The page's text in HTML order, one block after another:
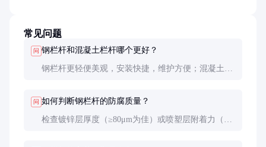
常见问题
问 钢栏杆和混凝土栏杆哪个更好？
钢栏杆更轻便美观，安装快捷，维护方便；混凝土栏
问 如何判断钢栏杆的防腐质量？
检查镀锌层厚度（≥80μm为佳）或喷塑层附着力（划